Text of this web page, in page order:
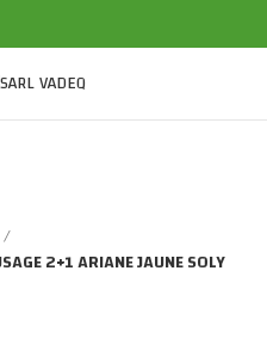
2+1 ARIANE JAUNE SOLY